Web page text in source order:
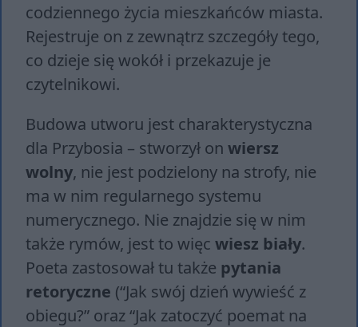
codziennego życia mieszkańców miasta.
Rejestruje on z zewnątrz szczegóły tego,
co dzieje się wokół i przekazuje je
czytelnikowi.
Budowa utworu jest charakterystyczna
dla Przybosia – stworzył on wiersz
wolny, nie jest podzielony na strofy, nie
ma w nim regularnego systemu
numerycznego. Nie znajdzie się w nim
także rymów, jest to więc wiesz biały.
Poeta zastosował tu także pytania
retoryczne (“Jak swój dzień wywieść z
obiegu?” oraz “Jak zatoczyć poemat na